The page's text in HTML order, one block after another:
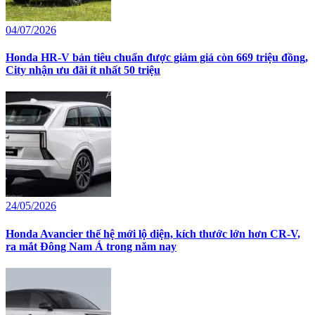
04/07/2026
Honda HR-V bản tiêu chuẩn được giảm giá còn 669 triệu đồng,
City nhận ưu đãi ít nhất 50 triệu
24/05/2026
Honda Avancier thế hệ mới lộ diện, kích thước lớn hơn CR-V,
ra mắt Đông Nam Á trong năm nay